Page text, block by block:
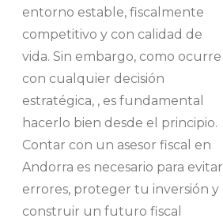
entorno estable, fiscalmente
competitivo y con calidad de
vida. Sin embargo, como ocurre
con cualquier decisión
estratégica, , es fundamental
hacerlo bien desde el principio.
Contar con un asesor fiscal en
Andorra es necesario para evitar
errores, proteger tu inversión y
construir un futuro fiscal